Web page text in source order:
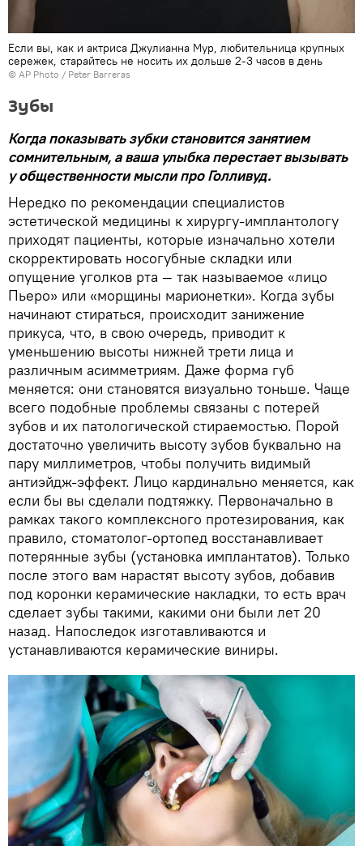
Если вы, как и актриса Джулианна Мур, любительница крупных
сережек, старайтесь не носить их дольше 2-3 часов в день
© AP Photo / Peter Barreras
Зубы
Когда показывать зубки становится занятием
сомнительным, а ваша улыбка перестает вызывать
у общественности мысли про Голливуд.
Нередко по рекомендации специалистов
эстетической медицины к хирургу-имплантологу
приходят пациенты, которые изначально хотели
скорректировать носогубные складки или
опущение уголков рта — так называемое «лицо
Пьеро» или «морщины марионетки». Когда зубы
начинают стираться, происходит занижение
прикуса, что, в свою очередь, приводит к
уменьшению высоты нижней трети лица и
различным асимметриям. Даже форма губ
меняется: они становятся визуально тоньше. Чаще
всего подобные проблемы связаны с потерей
зубов и их патологической стираемостью. Порой
достаточно увеличить высоту зубов буквально на
пару миллиметров, чтобы получить видимый
aнтиэйдж-эффект. Лицо кардинально меняется, как
если бы вы сделали подтяжку. Первоначально в
рамках такого комплексного протезирования, как
правило, стоматолог-ортопед восстанавливает
потерянные зубы (установка имплантатов). Только
после этого вам нарастят высоту зубов, добавив
под коронки керамические накладки, то есть врач
сделает зубы такими, какими они были лет 20
назад. Напоследок изготавливаются и
устанавливаются керамические виниры.